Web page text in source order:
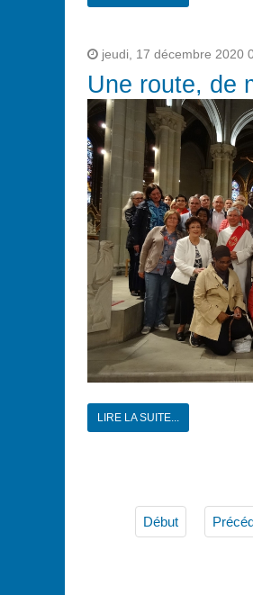
jeudi, 17 décembre 2020
Une route, de
LIRE LA SUITE...
Début